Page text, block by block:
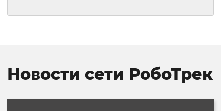
Новости сети РобоТрек